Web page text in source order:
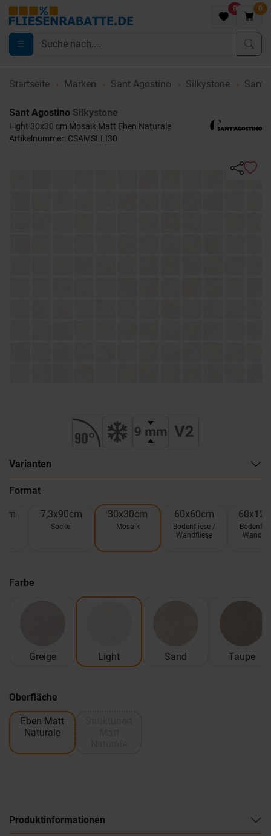
0 0
Startseite Marken Sant Agostino Silkystone Sant
Sant Agostino Silkystone
Light 30x30 cm Mosaik Matt Eben Naturale
Artikelnummer: CSAMSLLI30
Varianten
Format
7,3x90cm
Sockel
30x30cm
Mosaik
60x60cm
Bodenfliese /
Wandfliese
Farbe
Greige Light Sand Taupe
Oberfläche
Eben Matt
Naturale
Produktinformationen